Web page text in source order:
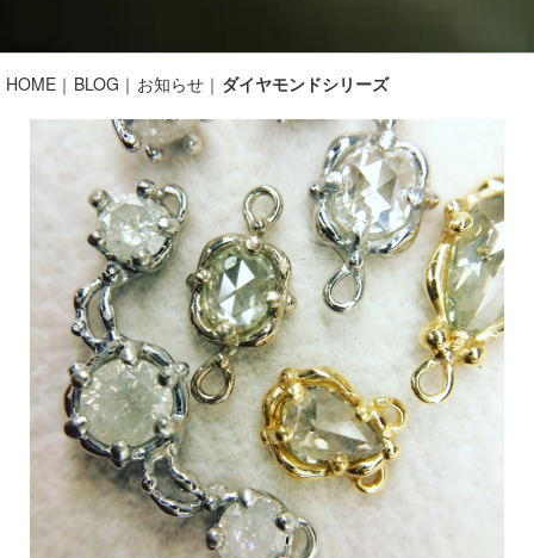
HOME BLOG お知らせ ダイヤモンドシリーズ